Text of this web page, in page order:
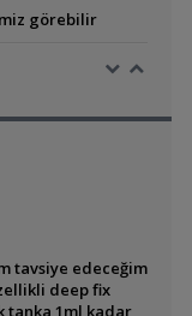
görebilir
tavsiye edeceğim
deep fix